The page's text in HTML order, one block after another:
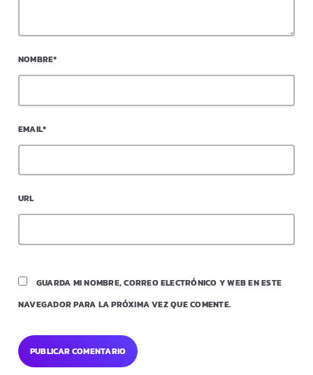
NOMBRE*
EMAIL*
URL
GUARDA MI NOMBRE, CORREO ELECTRÓNICO Y WEB EN ESTE
NAVEGADOR PARA LA PRÓXIMA VEZ QUE COMENTE.